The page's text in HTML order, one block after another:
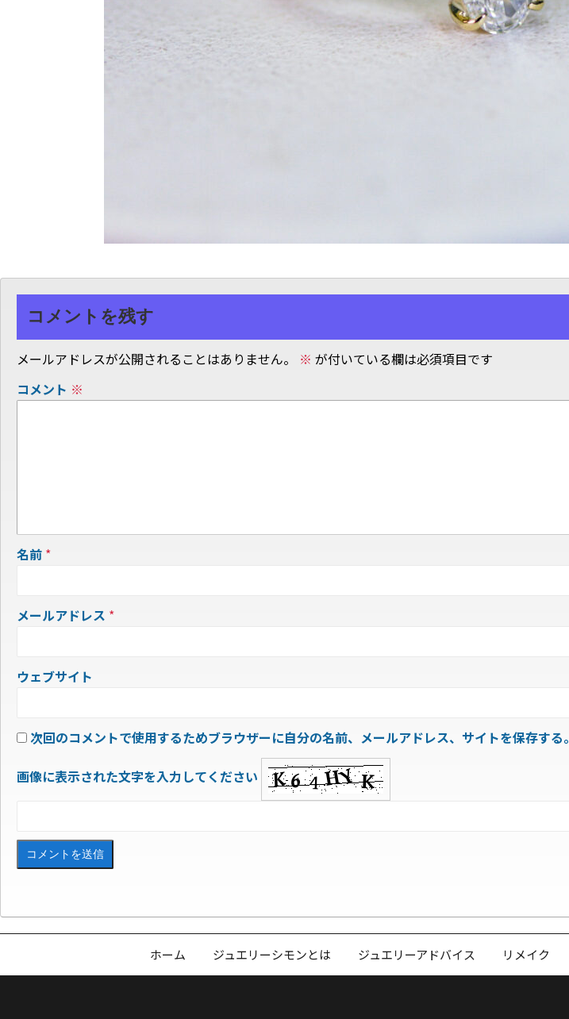
コメントを残す
メールアドレスが公開されることはありません。 ※ が付いている欄は必須項目です
コメント ※
名前 *
メールアドレス *
ウェブサイト
次回のコメントで使用するためブラウザーに自分の名前、メールアドレス、サイトを保存する。
画像に表示された文字を入力してください
ホーム ジュエリーシモンとは ジュエリーアドバイス リメイク